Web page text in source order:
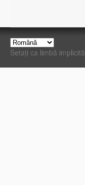
Setați ca limbă implicită